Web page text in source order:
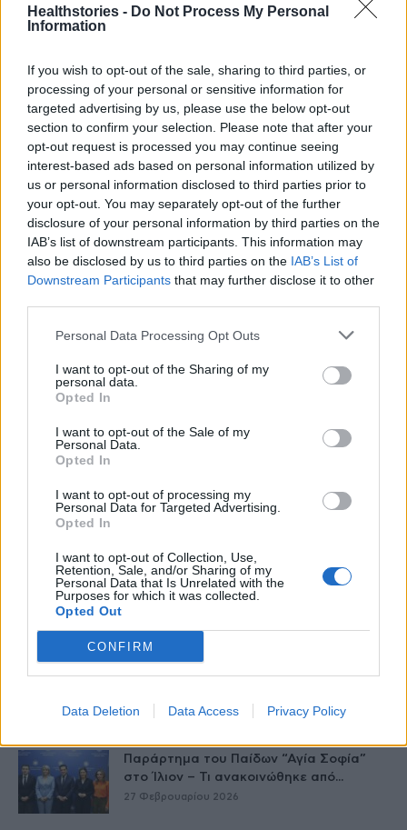
Healthstories - Do Not Process My Personal
Information
If you wish to opt-out of the sale, sharing to third parties, or
processing of your personal or sensitive information for
targeted advertising by us, please use the below opt-out
section to confirm your selection. Please note that after your
opt-out request is processed you may continue seeing
interest-based ads based on personal information utilized by
us or personal information disclosed to third parties prior to
your opt-out. You may separately opt-out of the further
disclosure of your personal information by third parties on the
IAB’s list of downstream participants. This information may
also be disclosed by us to third parties on the IAB’s List of
Downstream Participants that may further disclose it to other
Personal Data Processing Opt Outs
I want to opt-out of the Sharing of my
personal data.
Opted In
I want to opt-out of the Sale of my
Personal Data.
Opted In
I want to opt-out of processing my
Personal Data for Targeted Advertising.
Opted In
I want to opt-out of Collection, Use,
Retention, Sale, and/or Sharing of my
Personal Data that Is Unrelated with the
Purposes for which it was collected.
Opted Out
CONFIRM
Data Deletion Data Access Privacy Policy
χοληστερόλη
Ο φόβος κρατά τους Έλληνες μακριά από τις
προληπτικές εξετάσεις
TAGS καρδιολογικός έλεγχος ΦΕΚ
Δείτε Ακόμη
τομέα
Παράρτημα του Παίδων “Αγία Σοφία”
στο Ίλιον – Τι ανακοινώθηκε από...
27 Φεβρουαρίου 2026